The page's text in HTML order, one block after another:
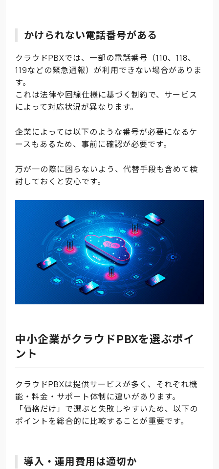
かけられない電話番号がある
クラウドPBXでは、一部の電話番号（110、118、
119などの緊急通報）が利用できない場合がありま
す。
これは法律や回線仕様に基づく制約で、サービス
によって対応状況が異なります。
企業によっては以下のような番号が必要になるケ
ースもあるため、事前に確認が必要です。
万が一の際に困らないよう、代替手段も含めて検
討しておくと安心です。
中小企業がクラウドPBXを選ぶポイ
ント
クラウドPBXは提供サービスが多く、それぞれ機
能・料金・サポート体制に違いがあります。
「価格だけ」で選ぶと失敗しやすいため、以下の
ポイントを総合的に比較することが重要です。
導入・運用費用は適切か